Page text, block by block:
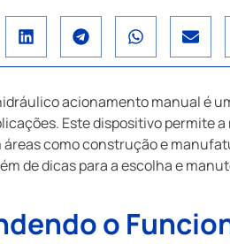
acionamento manual é
Este dispositivo permite
áreas como construção e
de dicas para a escolha e
o